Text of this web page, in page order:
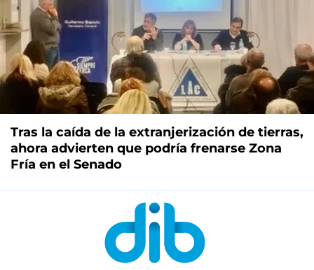
Tras la caída de la extranjerización de tierras,
ahora advierten que podría frenarse Zona
Fría en el Senado